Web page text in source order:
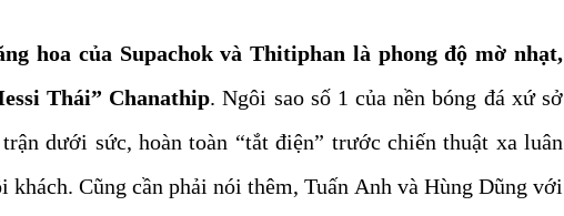
hoa của Supachok và Thitiphan là phong độ mờ nhạt,
Thái” Chanathip. Ngôi sao số 1 của nền bóng đá xứ sở
dưới sức, hoàn toàn “tắt điện” trước chiến thuật xa luân
khách. Cũng cần phải nói thêm, Tuấn Anh và Hùng Dũng với